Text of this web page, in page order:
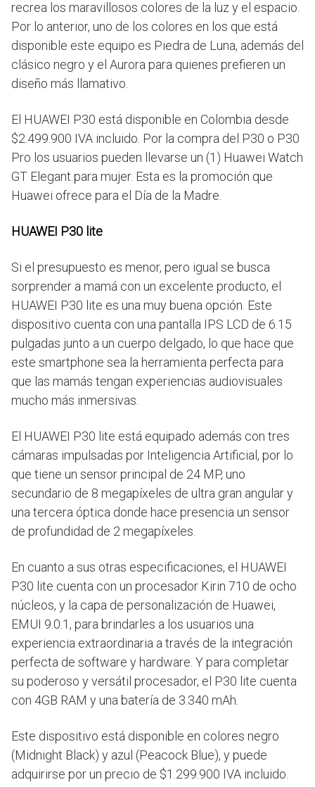
recrea los maravillosos colores de la luz y el espacio.
Por lo anterior, uno de los colores en los que está
disponible este equipo es Piedra de Luna, además del
clásico negro y el Aurora para quienes prefieren un
diseño más llamativo.
El HUAWEI P30 está disponible en Colombia desde
$2.499.900 IVA incluido. Por la compra del P30 o P30
Pro los usuarios pueden llevarse un (1) Huawei Watch
GT Elegant para mujer. Esta es la promoción que
Huawei ofrece para el Día de la Madre.
HUAWEI P30 lite
Si el presupuesto es menor, pero igual se busca
sorprender a mamá con un excelente producto, el
HUAWEI P30 lite es una muy buena opción. Este
dispositivo cuenta con una pantalla IPS LCD de 6.15
pulgadas junto a un cuerpo delgado, lo que hace que
este smartphone sea la herramienta perfecta para
que las mamás tengan experiencias audiovisuales
mucho más inmersivas.
El HUAWEI P30 lite está equipado además con tres
cámaras impulsadas por Inteligencia Artificial, por lo
que tiene un sensor principal de 24 MP, uno
secundario de 8 megapíxeles de ultra gran angular y
una tercera óptica donde hace presencia un sensor
de profundidad de 2 megapíxeles.
En cuanto a sus otras especificaciones, el HUAWEI
P30 lite cuenta con un procesador Kirin 710 de ocho
núcleos, y la capa de personalización de Huawei,
EMUI 9.0.1, para brindarles a los usuarios una
experiencia extraordinaria a través de la integración
perfecta de software y hardware. Y para completar
su poderoso y versátil procesador, el P30 lite cuenta
con 4GB RAM y una batería de 3.340 mAh.
Este dispositivo está disponible en colores negro
(Midnight Black) y azul (Peacock Blue), y puede
adquirirse por un precio de $1.299.900 IVA incluido.